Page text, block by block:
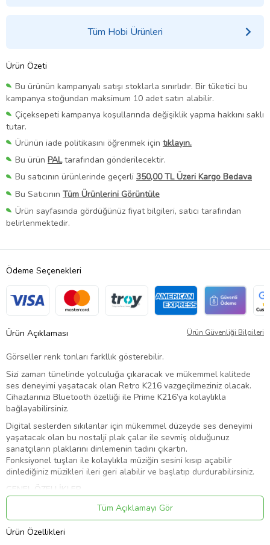
Tüm Hobi Ürünleri
Ürün Özeti
Bu ürünün kampanyalı satışı stoklarla sınırlıdır. Bir tüketici bu
kampanya stoğundan maksimum 10 adet satın alabilir.
Çiçeksepeti kampanya koşullarında değişiklik yapma hakkını saklı
tutar.
Ürünün iade politikasını öğrenmek için tıklayın.
Bu ürün PALtarafından gönderilecektir.
Bu satıcının ürünlerinde geçerli 350,00 TL Üzeri Kargo Bedava
Bu Satıcının Tüm Ürünlerini Görüntüle
Ürün sayfasında gördüğünüz fiyat bilgileri, satıcı tarafından
belirlenmektedir.
Ödeme Seçenekleri
Ürün Açıklaması Ürün Güvenliği Bilgileri
Görseller renk tonları farkllık gösterebilir.
Sizi zaman tünelinde yolculuğa çıkaracak ve mükemmel kalitede
ses deneyimi yaşatacak olan Retro K216 vazgeçilmeziniz olacak.
Cihazlarınızı Bluetooth özelliği ile Prime K216’ya kolaylıkla
bağlayabilirsiniz.
Digital seslerden sıkılanlar için mükemmel düzeyde ses deneyimi
yaşatacak olan bu nostalji plak çalar ile sevmiş olduğunuz
sanatçıların plaklarını dinlemenin tadını çıkartın.
Fonksiyonel tuşları ile kolaylıkla müziğin sesini kısıp açabilir
dinlediğiniz müzikleri ileri geri alabilir ve başlatıp durdurabilirsiniz.
GENEL ÖZELLİKLER
Retro Sound hoparlörlerden gelen kaliteli sesi sizi kendine hayran
bırakacak.
Arka kısmında bulunan aux çıkışları sayesinde AUX bağlantısı da
Tüm Açıklamayı Gör
Ürün Özellikleri